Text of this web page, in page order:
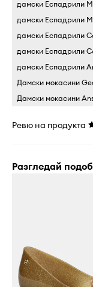
дамски Еспадрили
дамски Еспадрили
дамски Еспадрили
дамски Еспадрили
дамски Еспадрили
Дамски мокасини
Дамски мокасини
Ревю на продукта
Разгледай